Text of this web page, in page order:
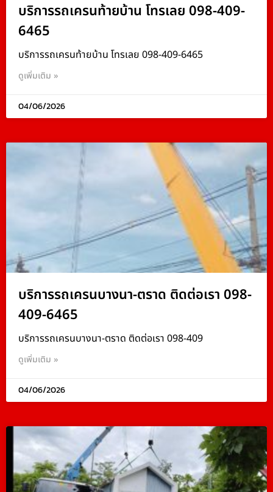
บริการรถเครนท้ายบ้าน โทรเลย 098-409-
6465
บริการรถเครนท้ายบ้าน โทรเลย 098-409-6465
ดูเพิ่มเติม »
04/06/2026
บริการรถเครนบางนา-ตราด ติดต่อเรา 098-
409-6465
บริการรถเครนบางนา-ตราด ติดต่อเรา 098-409
ดูเพิ่มเติม »
04/06/2026